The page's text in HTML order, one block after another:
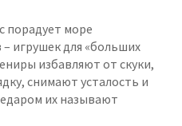
порадует море
игрушек для «больших
избавляют от скуки,
снимают усталость и
их называют